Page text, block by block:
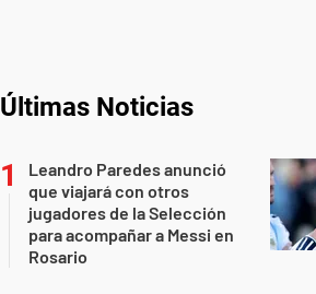
Últimas Noticias
Leandro Paredes anunció
que viajará con otros
jugadores de la Selección
para acompañar a Messi en
Rosario